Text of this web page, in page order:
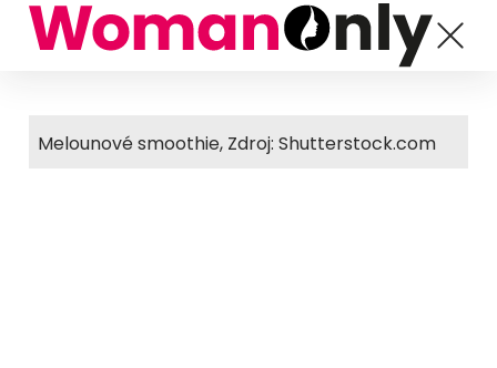
Melounové smoothie, Zdroj: Shutterstock.com